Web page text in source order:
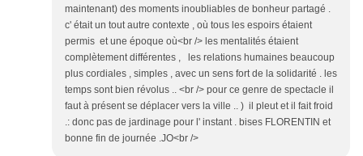
maintenant) des moments inoubliables de bonheur partagé .
c' était un tout autre contexte , où tous les espoirs étaient
permis et une époque où<br /> les mentalités étaient
complètement différentes , les relations humaines beaucoup
plus cordiales , simples , avec un sens fort de la solidarité . les
temps sont bien révolus .. <br /> pour ce genre de spectacle il
faut à présent se déplacer vers la ville .. ) il pleut et il fait froid
.: donc pas de jardinage pour l' instant . bises FLORENTIN et
bonne fin de journée .JO<br />